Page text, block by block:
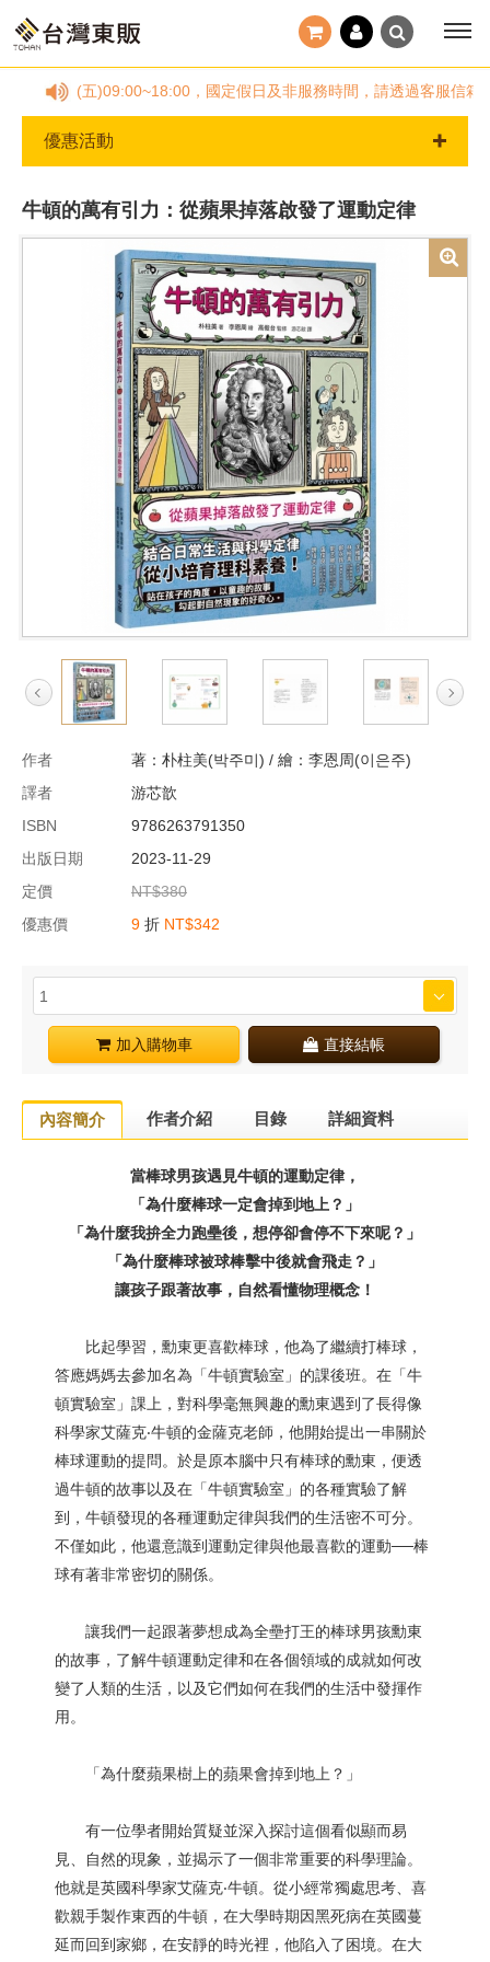
)~(五)09:00~18:00，國定假日及非服務時間，請透過客服信箱反
優惠活動
牛頓的萬有引力：從蘋果掉落啟發了運動定律
作者
著：朴柱美(박주미) / 繪：李恩周(이은주)
譯者
游芯歆
ISBN
9786263791350
出版日期
2023-11-29
定價
NT$380
優惠價
9 折 NT$342
加入購物車 直接結帳
內容簡介 作者介紹 目錄 詳細資料
當棒球男孩遇見牛頓的運動定律，
「為什麼棒球一定會掉到地上？」
「為什麼我拚全力跑壘後，想停卻會停不下來呢？」
「為什麼棒球被球棒擊中後就會飛走？」
讓孩子跟著故事，自然看懂物理概念！
比起學習，勳東更喜歡棒球，他為了繼續打棒球，
答應媽媽去參加名為「牛頓實驗室」的課後班。在「牛
頓實驗室」課上，對科學毫無興趣的勳東遇到了長得像
科學家艾薩克‧牛頓的金薩克老師，他開始提出一串關於
棒球運動的提問。於是原本腦中只有棒球的勳東，便透
過牛頓的故事以及在「牛頓實驗室」的各種實驗了解
到，牛頓發現的各種運動定律與我們的生活密不可分。
不僅如此，他還意識到運動定律與他最喜歡的運動──棒
球有著非常密切的關係。
讓我們一起跟著夢想成為全壘打王的棒球男孩勳東
的故事，了解牛頓運動定律和在各個領域的成就如何改
變了人類的生活，以及它們如何在我們的生活中發揮作
用。
「為什麼蘋果樹上的蘋果會掉到地上？」
有一位學者開始質疑並深入探討這個看似顯而易
見、自然的現象，並揭示了一個非常重要的科學理論。
他就是英國科學家艾薩克‧牛頓。從小經常獨處思考、喜
歡親手製作東西的牛頓，在大學時期因黑死病在英國蔓
延而回到家鄉，在安靜的時光裡，他陷入了困境。在大